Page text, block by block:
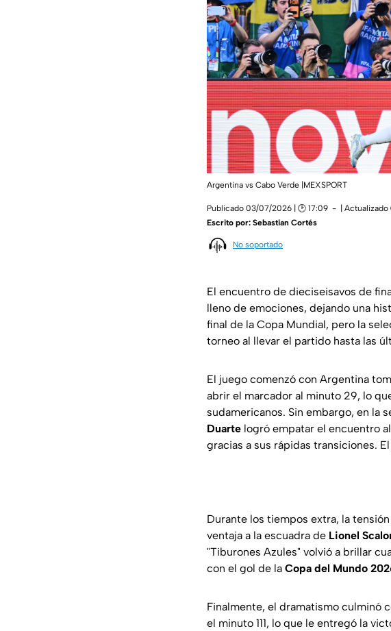
Argentina vs Cabo Verde |MEXSPORT
Publicado 03/07/2026 | 🕑 17:09 | Actualizado
Escrito por: Sebastian Cortés
No soportado
El encuentro de dieciseisavos de
lleno de emociones, dejando una
final de la Copa Mundial, pero la
torneo al llevar el partido hasta las
El juego comenzó con Argentina
abrir el marcador al minuto 29, lo
sudamericanos. Sin embargo, en la
Duarte logró empatar el encuentro
gracias a sus rápidas transiciones.
Durante los tiempos extra, la
ventaja a la escuadra de Lionel
"Tiburones Azules" volvió a brillar
con el gol de la Copa del Mundo
Finalmente, el dramatismo culminó
el minuto 111, lo que le entregó la